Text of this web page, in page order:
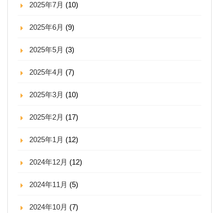
2025年7月 (10)
2025年6月 (9)
2025年5月 (3)
2025年4月 (7)
2025年3月 (10)
2025年2月 (17)
2025年1月 (12)
2024年12月 (12)
2024年11月 (5)
2024年10月 (7)